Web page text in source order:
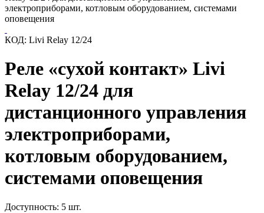
электроприборами, котловым оборудованием, системами
оповещения
КОД: Livi Relay 12/24
Реле «сухой контакт» Livi
Relay 12/24 для
дистанционного управления
электроприборами,
котловым оборудованием,
системами оповещения
Доступность: 5 шт.